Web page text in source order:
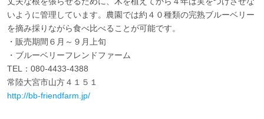
いように管理しています。農園では約４０種類の完熟ブルーベリー
を摘み採りながら食べ比べることが可能です。
・販売期間６月～９月上旬
・ブルーベリーフレンドファーム
TEL：080-4433-4388
常陸大宮市山方４１５１
http://bb-friendfarm.jp/